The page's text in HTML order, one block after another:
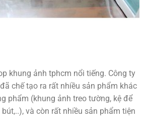
khung ảnh tphcm nổi tiếng. Công ty
chế tạo ra rất nhiều sản phẩm khác
phẩm (khung ảnh treo tường, kệ để
và còn rất nhiều sản phẩm tiện